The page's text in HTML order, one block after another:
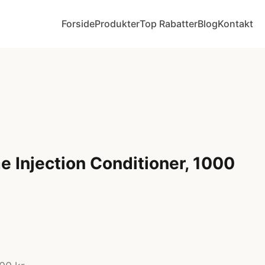
ForsideProdukterTop RabatterBlogKontakt
Injection Conditioner, 1000